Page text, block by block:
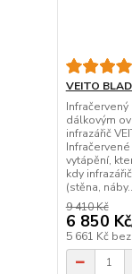
VEITO
Infračervený
dálkovým
infrazářič
vytápění,
kdy
(stěna,
9 410 Kč
6 850 Kč
5 661 Kč